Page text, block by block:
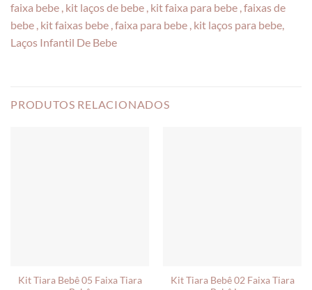
faixa bebe , kit laços de bebe , kit faixa para bebe , faixas de
bebe , kit faixas bebe , faixa para bebe , kit laços para bebe,
Laços Infantil De Bebe
PRODUTOS RELACIONADOS
Kit Tiara Bebê 05 Faixa Tiara
Kit Tiara Bebê 02 Faixa Tiara